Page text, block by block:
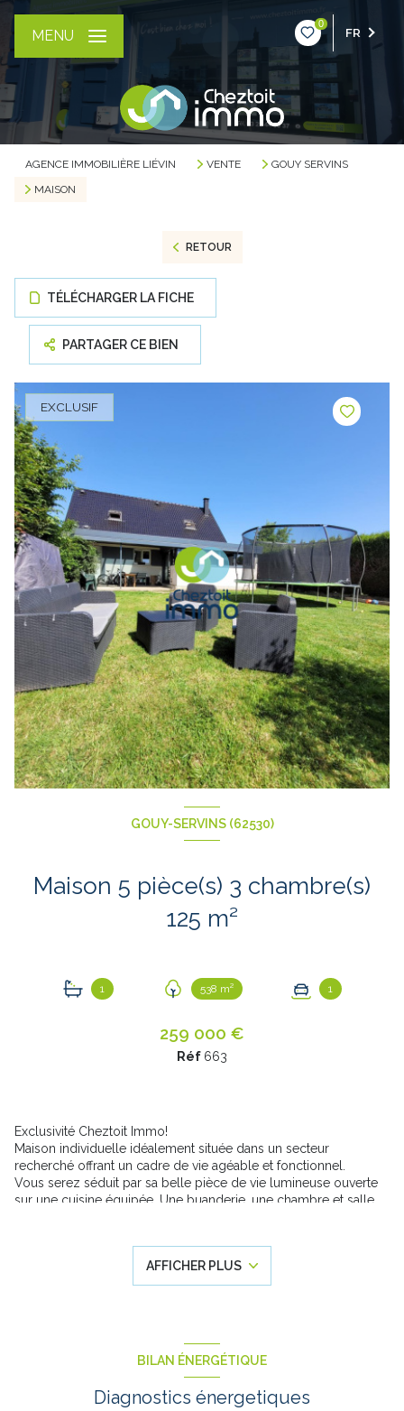
0
FR
MENU
AGENCE IMMOBILIÈRE LIÉVIN VENTE
GOUY SERVINS
MAISON
RETOUR
TÉLÉCHARGER LA FICHE
PARTAGER CE BIEN
EXCLUSIF
GOUY-SERVINS (62530)
Maison 5 pièce(s) 3 chambre(s)
125 m²
1 538 m² 1
259 000 €
Réf 663
Exclusivité Cheztoit Immo!
Maison individuelle idéalement située dans un secteur
recherché offrant un cadre de vie agéable et fonctionnel.
Vous serez séduit par sa belle pièce de vie lumineuse ouverte
sur une cuisine équipée. Une buanderie, une chambre et salle
rangement, deux chambres dont une avec dressing.
Le jardin avec une vue verdoyante sans vis à vis sera parfait pour
vos moments de détente en toute tranquilité.
Les informations sur les risques auxquels ce bien est exposé
www.georisques.gouv.fr.
AFFICHER PLUS
BILAN ÉNERGÉTIQUE
Diagnostics énergetiques